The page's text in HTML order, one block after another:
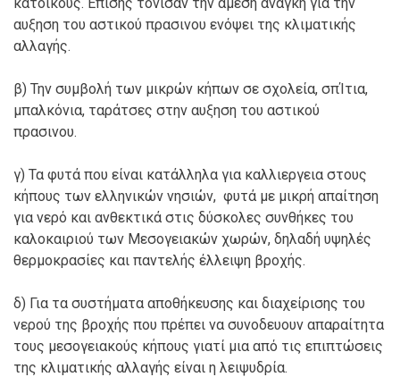
αυξηση του αστικού πρασινου ενόψει της κλιματικής
αλλαγής.
β) Την συμβολή των μικρών κήπων σε σχολεία, σπΊτια,
μπαλκόνια, ταράτσες στην αυξηση του αστικού
πρασινου.
γ) Τα φυτά που είναι κατάλληλα για καλλιεργεια στους
κήπους των ελληνικών νησιών, φυτά με μικρή απαίτηση
για νερό και ανθεκτικά στις δύσκολες συνθήκες του
καλοκαιριού των Μεσογειακών χωρών, δηλαδή υψηλές
θερμοκρασίες και παντελής έλλειψη βροχής.
δ) Για τα συστήματα αποθήκευσης και διαχείρισης του
νερού της βροχής που πρέπει να συνοδευουν απαραίτητα
τους μεσογειακούς κήπους γιατί μια από τις επιπτώσεις
της κλιματικής αλλαγής είναι η λειψυδρία.